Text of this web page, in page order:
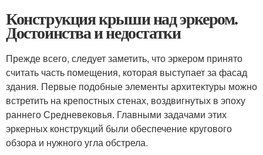
Конструкция крыши над эркером.
Достоинства и недостатки
Прежде всего, следует заметить, что эркером принято
считать часть помещения, которая выступает за фасад
здания. Первые подобные элементы архитектуры можно
встретить на крепостных стенах, воздвигнутых в эпоху
раннего Средневековья. Главными задачами этих
эркерных конструкций были обеспечение кругового
обзора и нужного угла обстрела.